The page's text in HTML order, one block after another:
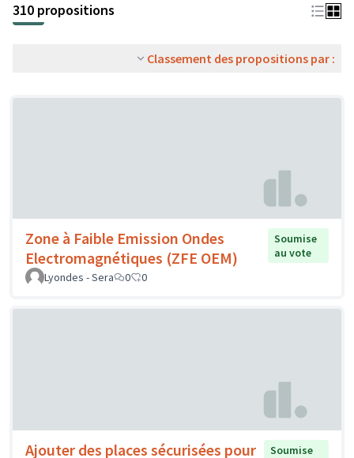
310 propositions
Classement des propositions par :
Zone à Faible Emission Ondes
Electromagnétiques (ZFE OEM)
Soumise
au vote
Lyondes - Sera
0 0
Ajouter des places sécurisées pour
Soumise